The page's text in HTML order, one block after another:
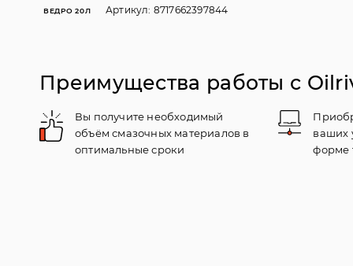
ВЕДРО 20Л Артикул: 8717662397844
Преимущества работы с
Вы получите необходимый
объём смазочных материалов в
оптимальные сроки
ваших
форме